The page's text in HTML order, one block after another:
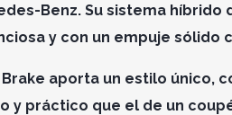
Benz. Su sistema híbrido
y con un empuje sólido
aporta un estilo único,
y práctico que el de un